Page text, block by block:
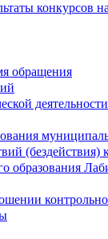
конкурсов
обращения
деятельности
(бездействия)
образования